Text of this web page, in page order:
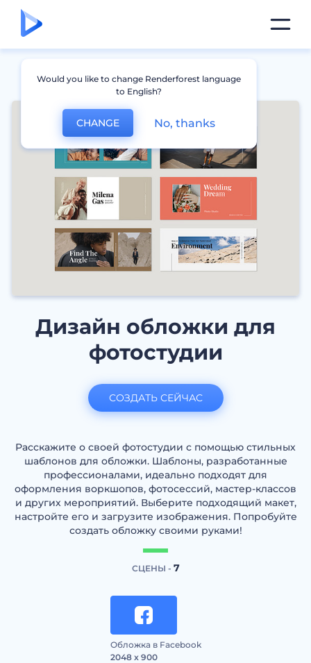
Дизайн обложки для
фотостудии
Расскажите о своей фотостудии с помощью стильных
шаблонов для обложки. Шаблоны, разработанные
профессионалами, идеально подходят для
оформления воркшопов, фотосессий, мастер-классов
и других мероприятий. Выберите подходящий макет,
настройте его и загрузите изображения. Попробуйте
создать обложку своими руками!
СЦЕНЫ - 7
Обложка в Facebook
2048 x 900
СОЗДАТЬ СЕЙЧАС
Would you like to change Renderforest language
to English?
CHANGE No, thanks